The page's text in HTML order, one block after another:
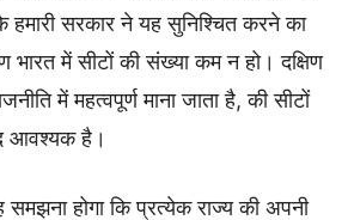
हमारी सरकार ने यह सुनिश्चित करने का
भारत में सीटों की संख्या कम न हो। दक्षिण
में महत्वपूर्ण माना जाता है, की सीटों
आवश्यक है।
समझना होगा कि प्रत्येक राज्य की अपनी